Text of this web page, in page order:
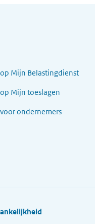
Mijn Belastingdienst
Mijn toeslagen
ondernemers